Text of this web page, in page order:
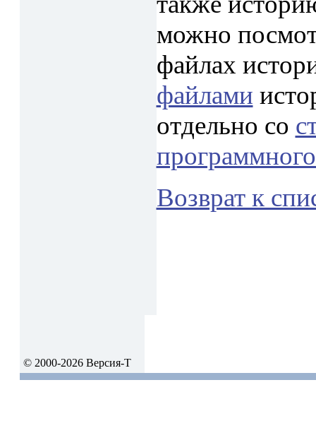
можно
файлах
файлами
отдельно со
Возврат к
© 2000-2026 Версия-Т